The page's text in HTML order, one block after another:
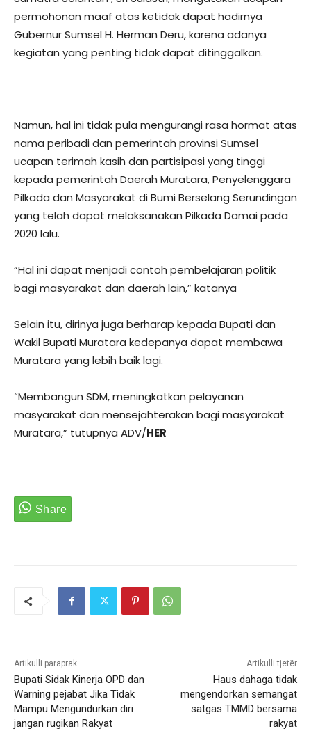
permohonan maaf atas ketidak dapat hadirnya
Gubernur Sumsel H. Herman Deru, karena adanya
kegiatan yang penting tidak dapat ditinggalkan.
Namun, hal ini tidak pula mengurangi rasa hormat atas
nama peribadi dan pemerintah provinsi Sumsel
ucapan terimah kasih dan partisipasi yang tinggi
kepada pemerintah Daerah Muratara, Penyelenggara
Pilkada dan Masyarakat di Bumi Berselang Serundingan
yang telah dapat melaksanakan Pilkada Damai pada
2020 lalu.
“Hal ini dapat menjadi contoh pembelajaran politik
bagi masyarakat dan daerah lain,” katanya
Selain itu, dirinya juga berharap kepada Bupati dan
Wakil Bupati Muratara kedepanya dapat membawa
Muratara yang lebih baik lagi.
“Membangun SDM, meningkatkan pelayanan
masyarakat dan mensejahterakan bagi masyarakat
Muratara,” tutupnya ADV/HER
Artikulli paraprak
Bupati Sidak Kinerja OPD dan
Warning pejabat Jika Tidak
Mampu Mengundurkan diri
jangan rugikan Rakyat
Artikulli tjetër
Haus dahaga tidak
mengendorkan semangat
satgas TMMD bersama
rakyat